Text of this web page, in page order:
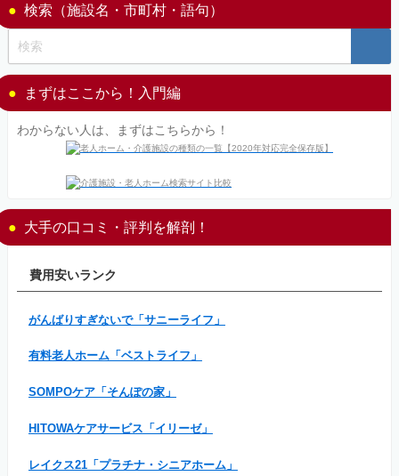
検索（施設名・市町村・語句）
まずはここから！入門編
わからない人は、まずはこちらから！
大手の口コミ・評判を解剖！
費用安いランク
がんばりすぎないで「サニーライフ」
有料老人ホーム「ベストライフ」
SOMPOケア「そんぽの家」
HITOWAケアサービス「イリーゼ」
レイクス21「プラチナ・シニアホーム」